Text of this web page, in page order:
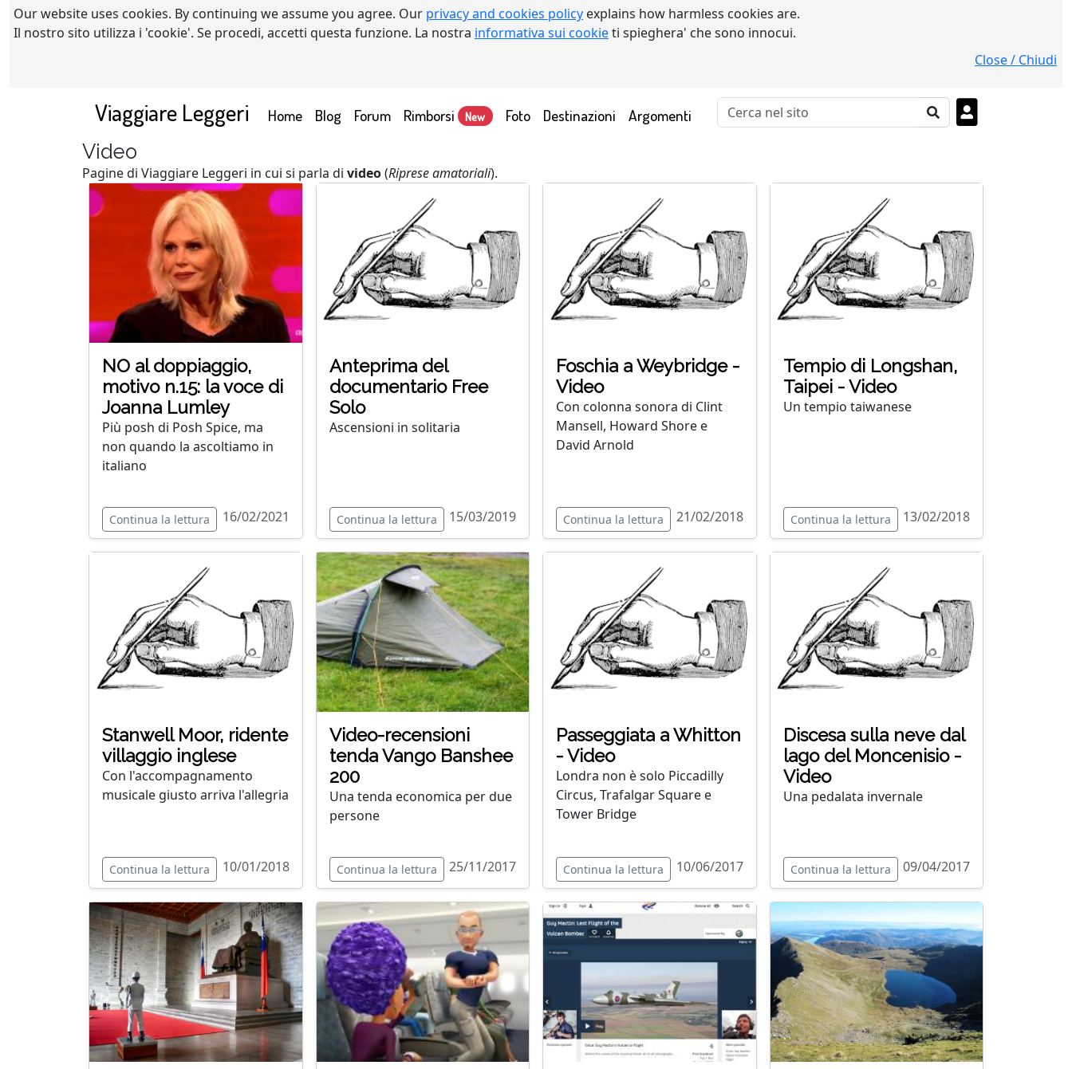
Our website uses cookies. By continuing we assume you agree. Our privacy and cookies policy explains how harmless cookies are.
Il nostro sito utilizza i 'cookie'. Se procedi, accetti questa funzione. La nostra informativa sui cookieti spieghera' che sono innocui.
Close / Chiudi
Viaggiare Leggeri Home(current)
Blog Forum Rimborsi New Foto Destinazioni Argomenti
Video
Pagine di Viaggiare Leggeri in cui si parla di video(Riprese amatoriali).
NO al doppiaggio,
motivo n.15: la voce di
Joanna Lumley
Più posh di Posh Spice, ma
non quando la ascoltiamo in
italiano
Continua la lettura 16/02/2021
Anteprima del
documentario Free
Solo
Ascensioni in solitaria
Continua la lettura 15/03/2019
Foschia a Weybridge -
Video
Con colonna sonora di Clint
Mansell, Howard Shore e
David Arnold
Continua la lettura 21/02/2018
Tempio di Longshan,
Taipei - Video
Un tempio taiwanese
Continua la lettura 13/02/2018
Stanwell Moor, ridente
villaggio inglese
Con l'accompagnamento
musicale giusto arriva l'allegria
Continua la lettura 10/01/2018
Video-recensioni
tenda Vango Banshee
200
Una tenda economica per due
persone
Continua la lettura 25/11/2017
Passeggiata a Whitton
- Video
Londra non è solo Piccadilly
Circus, Trafalgar Square e
Tower Bridge
Continua la lettura 10/06/2017
Discesa sulla neve dal
lago del Moncenisio -
Video
Una pedalata invernale
Continua la lettura 09/04/2017